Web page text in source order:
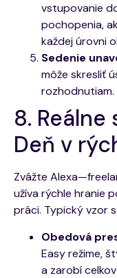
vstupovanie
pochopenia,
každej úrovni
Sedenie
môže skresliť
rozhodnutiam.
8.
Deň v
Zvážte
užíva rýchle hranie
práci. Typický vzor
Obedová
Easy režime,
a zarobí